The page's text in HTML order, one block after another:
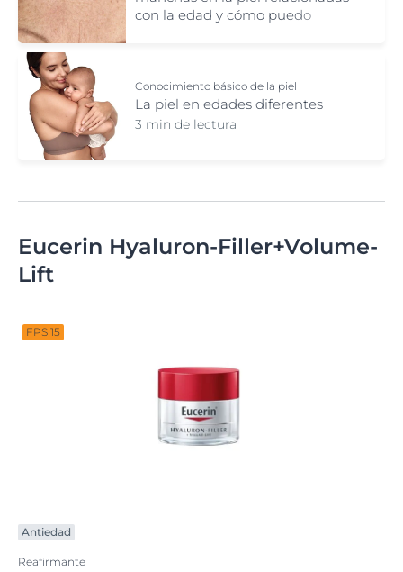
con la edad y cómo puedo
Conocimiento básico de la piel
La piel en edades diferentes
3 min de lectura
Eucerin Hyaluron-Filler+Volume-
Lift
FPS 15
Antiedad
Reafirmante